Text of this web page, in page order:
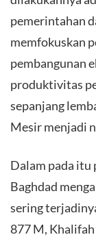
pemerintahan
memfokuskan
pembangunan
produktivitas
sepanjang
Mesir menjadi
Dalam pada itu
Baghdad
sering
877 M,